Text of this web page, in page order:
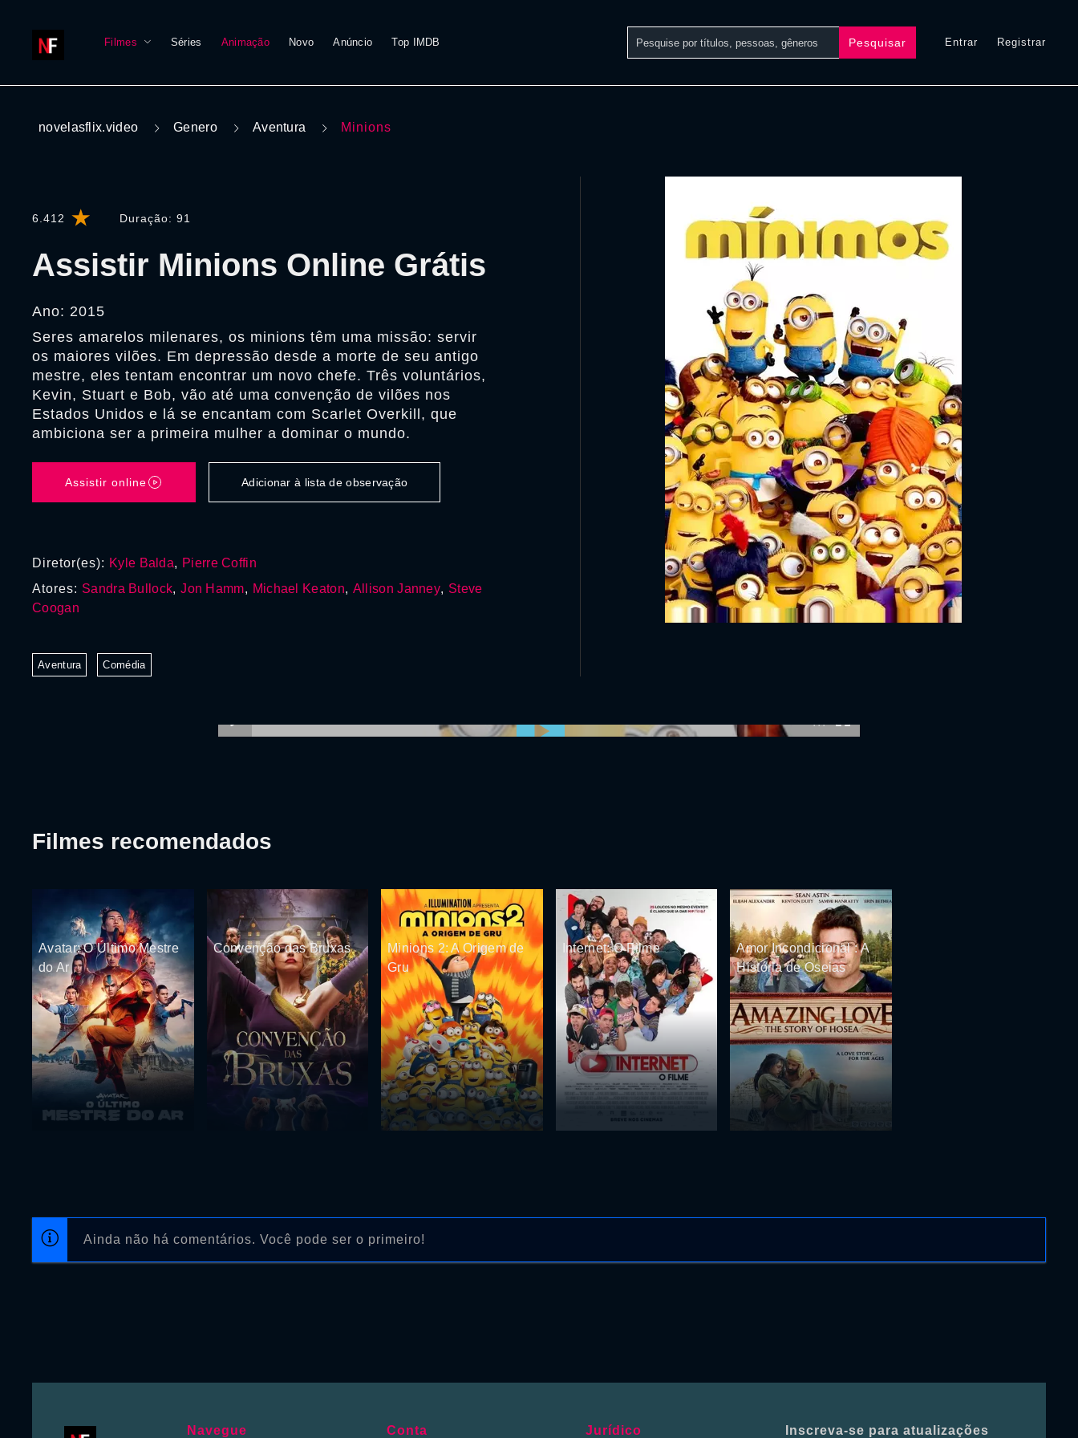
Filmes Séries Animação Novo Anúncio Top IMDB Pesquisar Entrar Registrar
novelasflix.video Genero Aventura Minions
6.412 Duração: 91
Assistir Minions Online Grátis
Ano: 2015
Seres amarelos milenares, os minions têm uma missão: servir
os maiores vilões. Em depressão desde a morte de seu antigo
mestre, eles tentam encontrar um novo chefe. Três voluntários,
Kevin, Stuart e Bob, vão até uma convenção de vilões nos
Estados Unidos e lá se encantam com Scarlet Overkill, que
ambiciona ser a primeira mulher a dominar o mundo.
Assistir online Adicionar à lista de observação
Diretor(es): Kyle Balda, Pierre Coffin
Atores: Sandra Bullock,Jon Hamm, Michael Keaton, Allison Janney, Steve
Coogan
Aventura Comédia
Ainda não há comentários. Você pode ser o primeiro!
Filmes recomendados
Avatar: O Último Mestre
do Ar
Convenção das Bruxas
Minions 2: A Origem de
Gru
Internet: O Filme
Amor Incondicional : A
História de Oseias
Navegue Conta Jurídico Inscreva-se para atualizações